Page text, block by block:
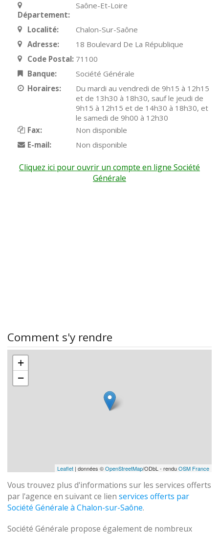
Département:
Saône-Et-Loire
Localité:
Chalon-Sur-Saône
Adresse:
18 Boulevard De La République
Code Postal: 71100
Banque:
Société Générale
Horaires:
Du mardi au vendredi de 9h15 à 12h15
et de 13h30 à 18h30, sauf le jeudi de
9h15 à 12h15 et de 14h30 à 18h30, et
le samedi de 9h00 à 12h30
Fax:
Non disponible
E-mail:
Non disponible
Cliquez ici pour ouvrir un compte en ligne Société
Générale
Comment s'y rendre
+
−
Leaflet | données ©OpenStreetMap/ODbL - renduOSM France
Vous trouvez plus d'informations sur les services offerts
par l'agence en suivant ce lien services offerts par
Société Générale à Chalon-sur-Saône.
Société Générale propose également de nombreux